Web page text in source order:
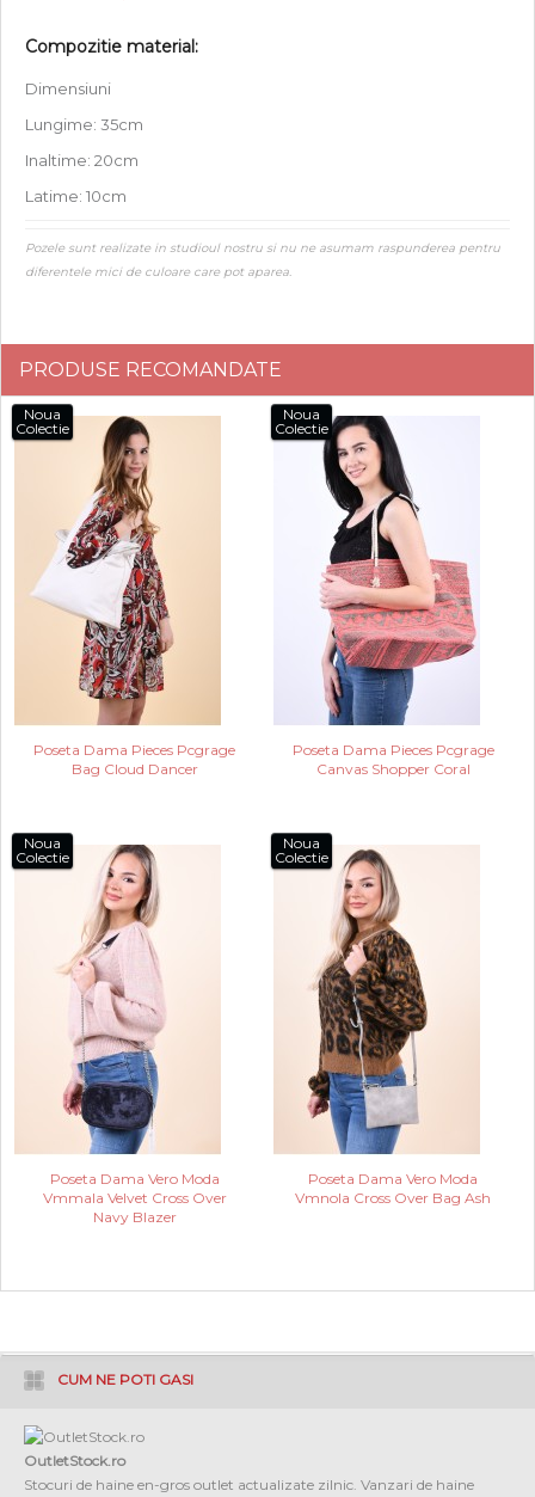
Compozitie material:
Dimensiuni
Lungime: 35cm
Inaltime: 20cm
Latime: 10cm
Pozele sunt realizate in studioul nostru si nu ne asumam raspunderea pentru
diferentele mici de culoare care pot aparea.
PRODUSE RECOMANDATE
Noua
Colectie
Poseta Dama Pieces Pcgrage
Bag Cloud Dancer
Noua
Colectie
Poseta Dama Pieces Pcgrage
Canvas Shopper Coral
Noua
Colectie
Poseta Dama Vero Moda
Vmmala Velvet Cross Over
Navy Blazer
Noua
Colectie
Poseta Dama Vero Moda
Vmnola Cross Over Bag Ash
CUM NE POTI GASI
OutletStock.ro
Stocuri de haine en-gros outlet actualizate zilnic. Vanzari de haine